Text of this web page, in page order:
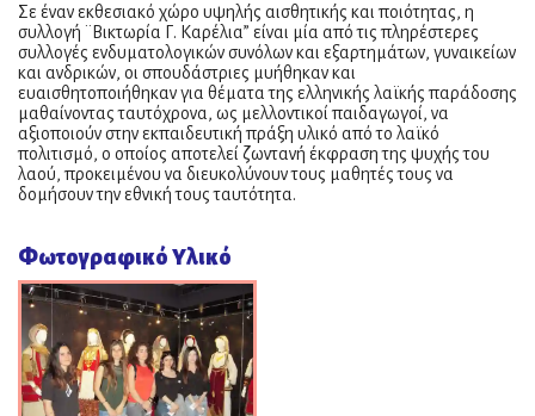
Σε έναν εκθεσιακό χώρο υψηλής αισθητικής και ποιότητας, η
συλλογή ¨Βικτωρία Γ. Καρέλια” είναι μία από τις πληρέστερες
συλλογές ενδυματολογικών συνόλων και εξαρτημάτων, γυναικείων
και ανδρικών, οι σπουδάστριες μυήθηκαν και
ευαισθητοποιήθηκαν για θέματα της ελληνικής λαϊκής παράδοσης
μαθαίνοντας ταυτόχρονα, ως μελλοντικοί παιδαγωγοί, να
αξιοποιούν στην εκπαιδευτική πράξη υλικό από το λαϊκό
πολιτισμό, ο οποίος αποτελεί ζωντανή έκφραση της ψυχής του
λαού, προκειμένου να διευκολύνουν τους μαθητές τους να
δομήσουν την εθνική τους ταυτότητα.
Φωτογραφικό Υλικό